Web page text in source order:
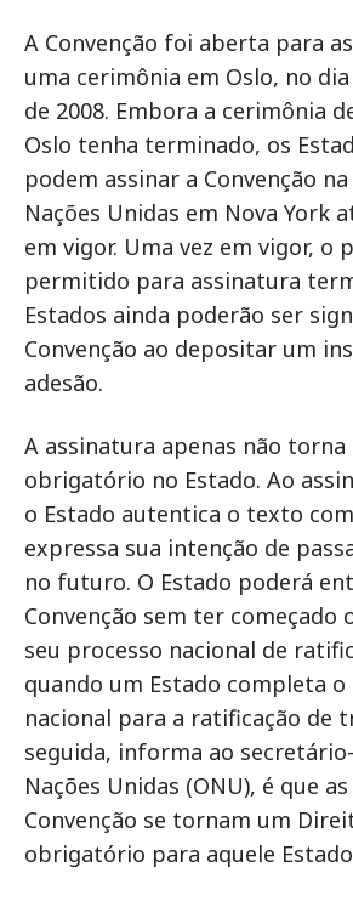
A Convenção foi aberta para
uma cerimônia em Oslo, no
de 2008. Embora a cerimônia
Oslo tenha terminado, os
podem assinar a Convenção na
Nações Unidas em Nova York
em vigor. Uma vez em vigor, o
permitido para assinatura
Estados ainda poderão ser
Convenção ao depositar um
adesão.
A assinatura apenas não
obrigatório no Estado. Ao
o Estado autentica o texto
expressa sua intenção de
no futuro. O Estado poderá
Convenção sem ter começado
seu processo nacional de
quando um Estado completa o
nacional para a ratificação de
seguida, informa ao
Nações Unidas (ONU), é que
Convenção se tornam um
obrigatório para aquele